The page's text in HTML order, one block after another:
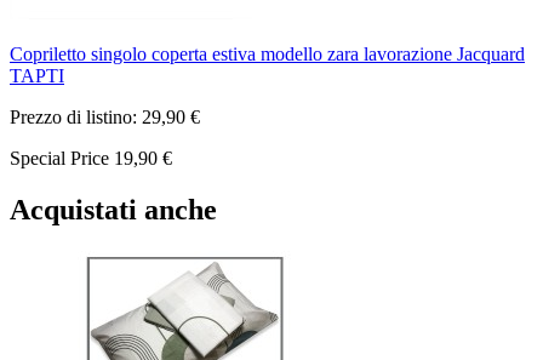
Copriletto singolo coperta estiva modello zara lavorazione Jacquard
TAPTI
Prezzo di listino: 29,90 €
Special Price 19,90 €
Acquistati anche